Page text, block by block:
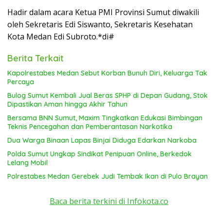
Hadir dalam acara Ketua PMI Provinsi Sumut diwakili
oleh Sekretaris Edi Siswanto, Sekretaris Kesehatan
Kota Medan Edi Subroto.*di#
Berita Terkait
Kapolrestabes Medan Sebut Korban Bunuh Diri, Keluarga Tak
Percaya
Bulog Sumut Kembali Jual Beras SPHP di Depan Gudang, Stok
Dipastikan Aman hingga Akhir Tahun
Bersama BNN Sumut, Maxim Tingkatkan Edukasi Bimbingan
Teknis Pencegahan dan Pemberantasan Narkotika
Dua Warga Binaan Lapas Binjai Diduga Edarkan Narkoba
Polda Sumut Ungkap Sindikat Penipuan Online, Berkedok
Lelang Mobil
Polrestabes Medan Gerebek Judi Tembak Ikan di Pulo Brayan
Baca berita terkini di Infokota.co